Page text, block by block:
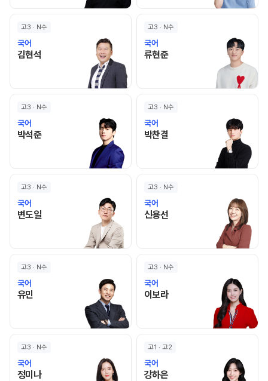
고3 · N수
국어
김현석 김현석 선생님 홈 바로가기
고3 · N수
국어
류현준류현준 선생님 홈 바로가기
고3 · N수
국어
박석준박석준 선생님 홈 바로가기
고3 · N수
국어
박찬결 박찬결 선생님 홈 바로가기
고3 · N수
국어
변도일변도일 선생님 홈 바로가기
고3 · N수
국어
신용선신용선 선생님 홈 바로가기
고3 · N수
국어
유민 유민 선생님 홈 바로가기
고3 · N수
국어
이보라이보라 선생님 홈 바로가기
고3 · N수
국어
정미나정미나 선생님 홈 바로가기
고1 · 고2
국어
강하은강하은 선생님 홈 바로가기